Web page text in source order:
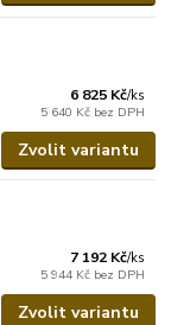
6 825 Kč/ks
5 640 Kč bez DPH
Zvolit variantu
7 192 Kč/ks
5 944 Kč bez DPH
Zvolit variantu